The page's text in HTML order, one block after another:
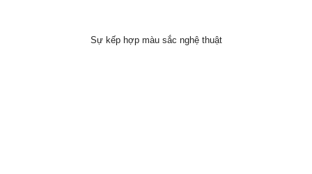
Sự kếp hợp màu sắc nghệ thuật